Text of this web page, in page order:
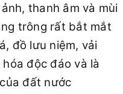
thanh âm và mùi
trông rất bắt mắt
đồ lưu niệm, vải
độc đáo và là
đất nước